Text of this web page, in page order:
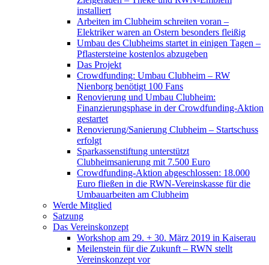
installiert
Arbeiten im Clubheim schreiten voran –
Elektriker waren an Ostern besonders fleißig
Umbau des Clubheims startet in einigen Tagen –
Pflastersteine kostenlos abzugeben
Das Projekt
Crowdfunding: Umbau Clubheim – RW
Nienborg benötigt 100 Fans
Renovierung und Umbau Clubheim:
Finanzierungsphase in der Crowdfunding-Aktion
gestartet
Renovierung/Sanierung Clubheim – Startschuss
erfolgt
Sparkassenstiftung unterstützt
Clubheimsanierung mit 7.500 Euro
Crowdfunding-Aktion abgeschlossen: 18.000
Euro fließen in die RWN-Vereinskasse für die
Umbauarbeiten am Clubheim
Werde Mitglied
Satzung
Das Vereinskonzept
Workshop am 29. + 30. März 2019 in Kaiserau
Meilenstein für die Zukunft – RWN stellt
Vereinskonzept vor